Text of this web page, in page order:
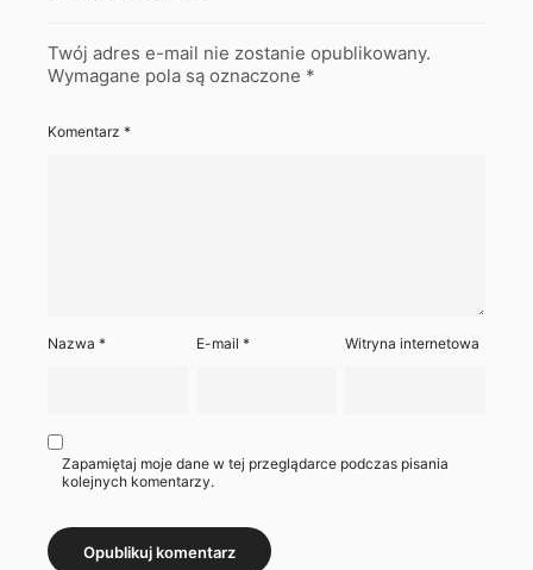
Twój adres e-mail nie zostanie opublikowany.
Wymagane pola są oznaczone *
Komentarz *
Nazwa * E-mail* Witryna internetowa
Zapamiętaj moje dane w tej przeglądarce podczas pisania
kolejnych komentarzy.